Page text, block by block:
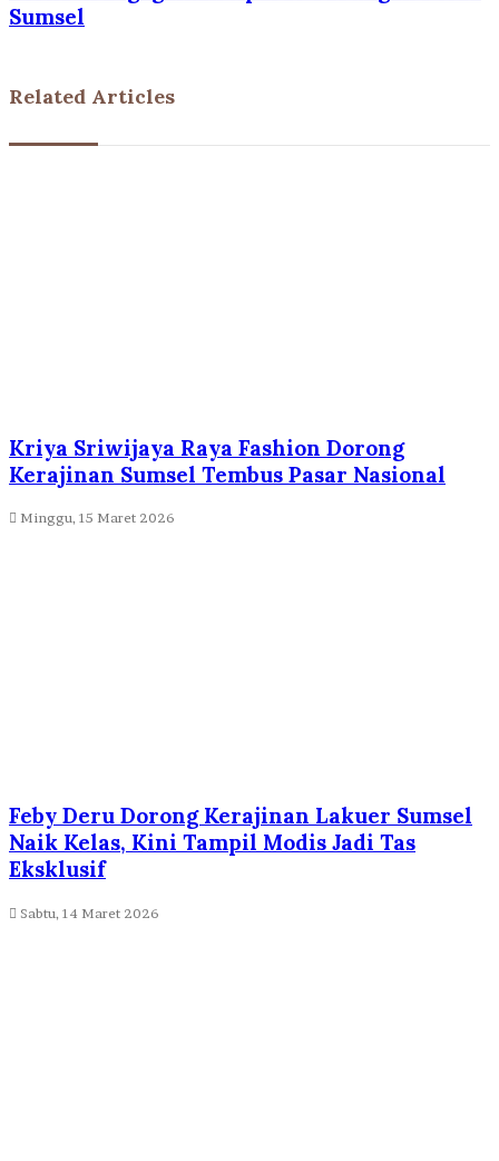
Sumsel
Related Articles
Kriya Sriwijaya Raya Fashion Dorong
Kerajinan Sumsel Tembus Pasar Nasional
Minggu, 15 Maret 2026
Feby Deru Dorong Kerajinan Lakuer Sumsel
Naik Kelas, Kini Tampil Modis Jadi Tas
Eksklusif
Sabtu, 14 Maret 2026